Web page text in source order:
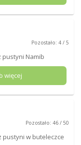
Pozostało: 4 / 5
pustyni Namib
więcej
Pozostało: 46 / 50
pustyni w buteleczce